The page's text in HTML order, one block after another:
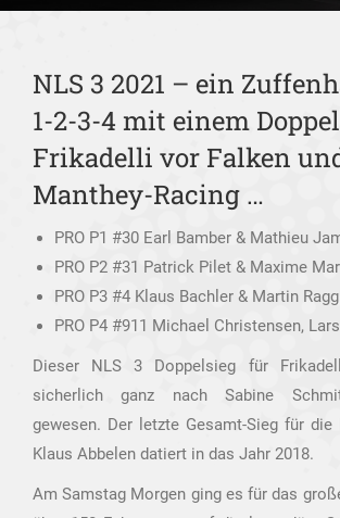
NLS 3 2021 – ein
1-2-3-4 mit einem
Frikadelli vor Falken
Manthey-Racing …
PRO P1 #30 Earl Bamber & Mathieu
PRO P2 #31 Patrick Pilet & Maxime
PRO P3 #4 Klaus Bachler & Martin
PRO P4 #911 Michael Christensen,
Dieser NLS 3 Doppelsieg für
sicherlich ganz nach Sabine
gewesen. Der letzte Gesamt-Sieg für die
Klaus Abbelen datiert in das Jahr 2018.
Am Samstag Morgen ging es für das